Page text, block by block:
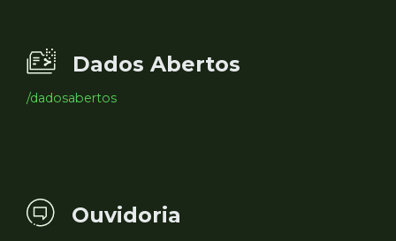
Dados Abertos
/dadosabertos
Ouvidoria